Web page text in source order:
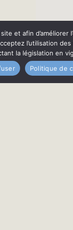
et afin
l’utilisation
la législation en
Politique de